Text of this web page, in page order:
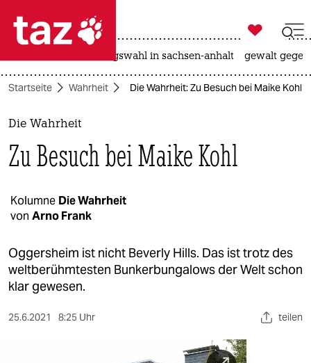
 taz zahl ich
taz zahl ich
themen
politik
gesellschaft
kultur
sport
berlin

taz zahl ich
landtagswahl in sachsen-anhalt gewalt
Startseite Wahrheit Die Wahrheit: Zu Besuch bei Maike Kohl
Die Wahrheit
Zu Besuch bei Maike Kohl
Kolumne Die Wahrheit
von Arno Frank
Oggersheim ist nicht Beverly Hills. Das ist trotz des
weltberühmtesten Bunkerbungalows der Welt schon
klar gewesen.
25.6.2021 8:25 Uhr teilen